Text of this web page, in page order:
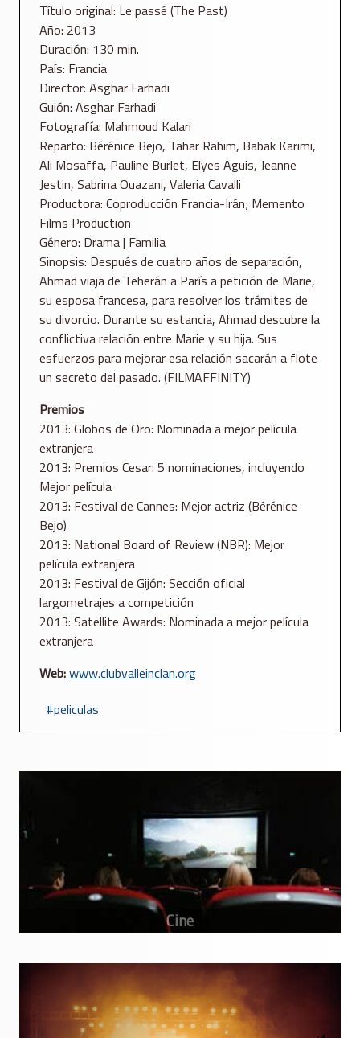
Título original: Le passé (The Past)
Año: 2013
Duración: 130 min.
País: Francia
Director: Asghar Farhadi
Guión: Asghar Farhadi
Fotografía: Mahmoud Kalari
Reparto: Bérénice Bejo, Tahar Rahim, Babak Karimi,
Ali Mosaffa, Pauline Burlet, Elyes Aguis, Jeanne
Jestin, Sabrina Ouazani, Valeria Cavalli
Productora: Coproducción Francia-Irán; Memento
Films Production
Género: Drama | Familia
Sinopsis: Después de cuatro años de separación,
Ahmad viaja de Teherán a París a petición de Marie,
su esposa francesa, para resolver los trámites de
su divorcio. Durante su estancia, Ahmad descubre la
conflictiva relación entre Marie y su hija. Sus
esfuerzos para mejorar esa relación sacarán a flote
un secreto del pasado. (FILMAFFINITY)
Premios
2013: Globos de Oro: Nominada a mejor película
extranjera
2013: Premios Cesar: 5 nominaciones, incluyendo
Mejor película
2013: Festival de Cannes: Mejor actriz (Bérénice
Bejo)
2013: National Board of Review (NBR): Mejor
película extranjera
2013: Festival de Gijón: Sección oficial
largometrajes a competición
2013: Satellite Awards: Nominada a mejor película
extranjera
Web:www.clubvalleinclan.org
peliculas